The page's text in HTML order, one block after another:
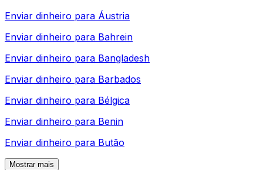
Enviar dinheiro para Áustria
Enviar dinheiro para Bahrein
Enviar dinheiro para Bangladesh
Enviar dinheiro para Barbados
Enviar dinheiro para Bélgica
Enviar dinheiro para Benin
Enviar dinheiro para Butão
Mostrar mais